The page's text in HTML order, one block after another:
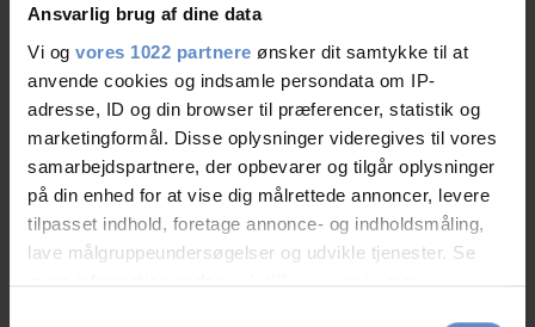
Ansvarlig brug af dine data
Vi og vores 1022 partnere ønsker dit samtykke til at
anvende cookies og indsamle persondata om IP-
adresse, ID og din browser til præferencer, statistik og
marketingformål. Disse oplysninger videregives til vores
samarbejdspartnere, der opbevarer og tilgår oplysninger
på din enhed for at vise dig målrettede annoncer, levere
tilpasset indhold, foretage annonce- og indholdsmåling,
lave målgruppeundersøgelser og udvikle tjenester. Se
mere information underindstillingerog i vores
Location
Value for money 8,48 out of 10